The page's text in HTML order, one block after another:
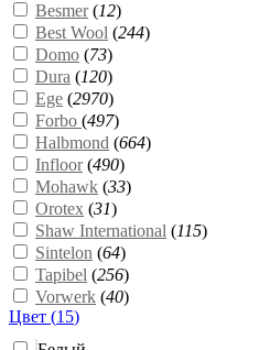
Besmer(12)
Best Wool (244)
Domo (73)
Dura (120)
Ege (2970)
Forbo (497)
Halbmond (664)
Infloor(490)
Mohawk (33)
Orotex (31)
Shaw International (115)
Sintelon (64)
Tapibel (256)
Vorwerk (40)
Цвет (15)